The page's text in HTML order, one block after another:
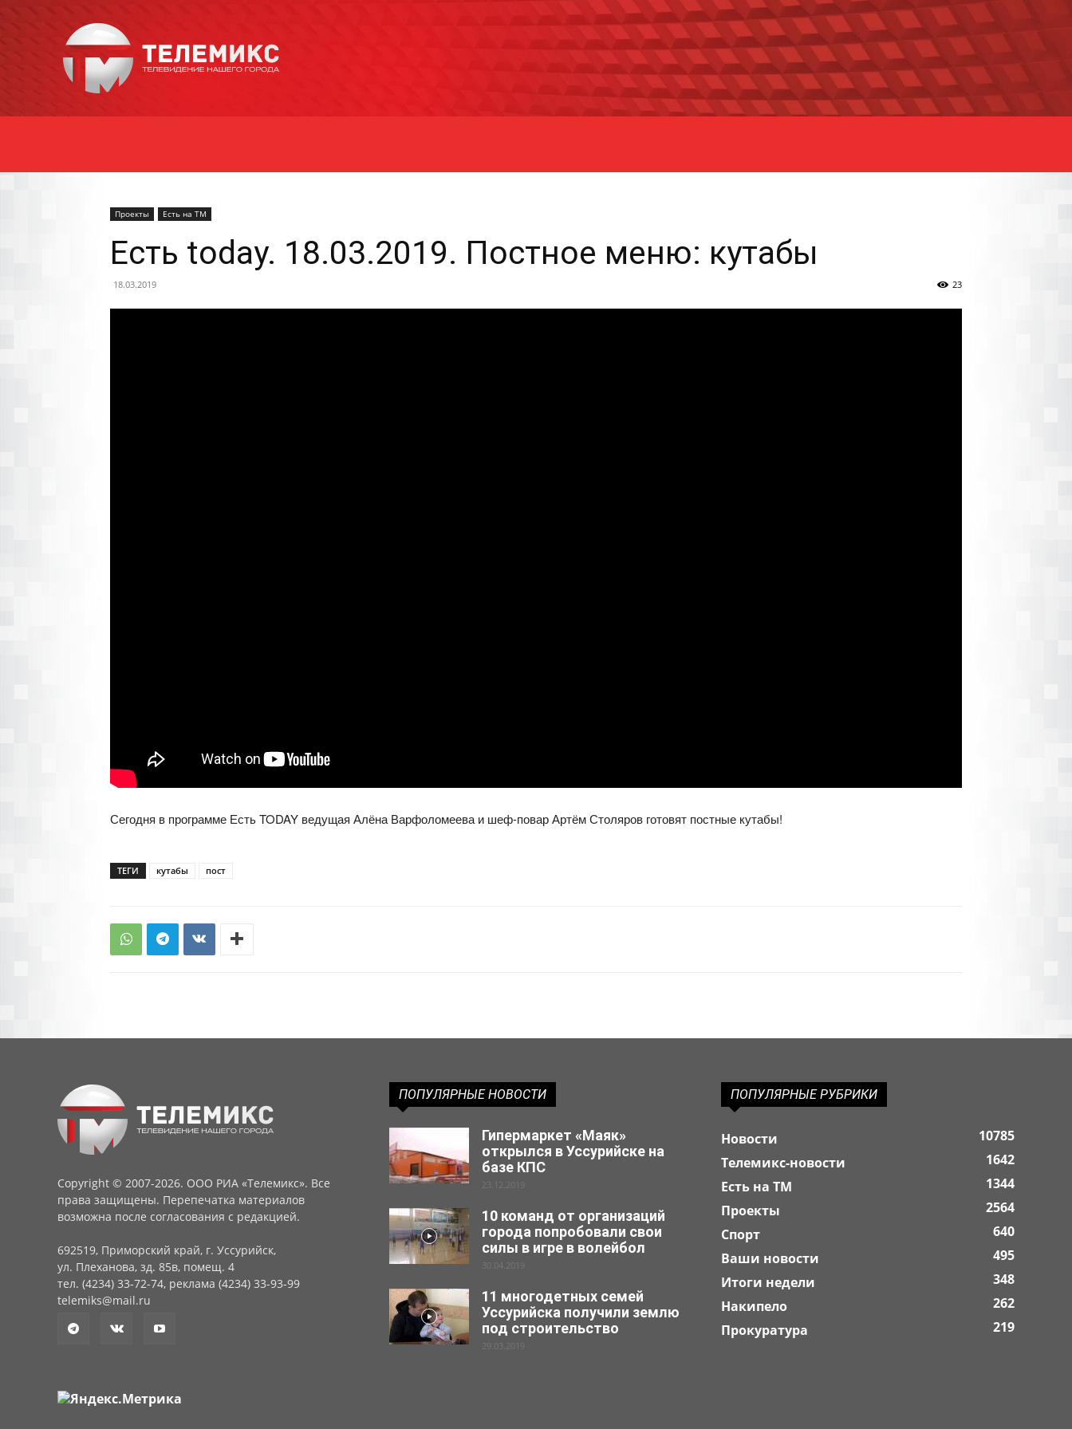
Уссурийска
Проекты Есть на ТМ
Есть today. 18.03.2019. Постное меню: кутабы
18.03.2019 23
Сегодня в программе Есть TODAY ведущая Алёна Варфоломеева и шеф-повар Артём Столяров готовят постные кутабы!
ТЕГИ кутабы пост
Copyright © 2007-2026. ООО РИА «Телемикс». Все
права защищены. Перепечатка материалов
возможна после согласования с редакцией.
692519, Приморский край, г. Уссурийск,
ул. Плеханова, зд. 85в, помещ. 4
тел. (4234) 33-72-74, реклама (4234) 33-93-99
telemiks@mail.ru
ПОПУЛЯРНЫЕ НОВОСТИ
Гипермаркет «Маяк»
открылся в Уссурийске на
базе КПС
23.12.2019
10 команд от организаций
города попробовали свои
силы в игре в волейбол
30.04.2019
11 многодетных семей
Уссурийска получили землю
под строительство
29.03.2019
ПОПУЛЯРНЫЕ РУБРИКИ
Новости
10785
Телемикс-новости
1642
Есть на ТМ
1344
Проекты
2564
Спорт
640
Ваши новости
495
Итоги недели
348
Накипело
262
Прокуратура
219